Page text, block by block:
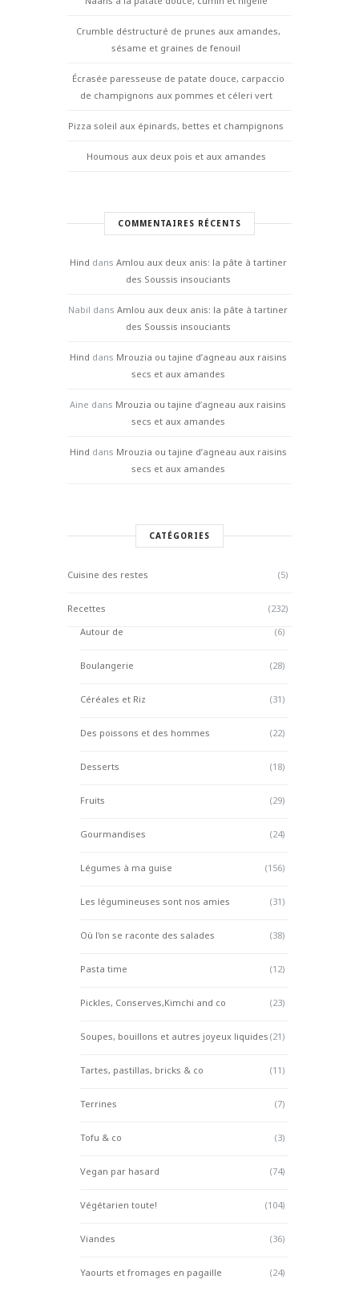
Crumble déstructuré de prunes aux amandes,
sésame et graines de fenouil
Écrasée paresseuse de patate douce, carpaccio
de champignons aux pommes et céleri vert
Pizza soleil aux épinards, bettes et champignons
Houmous aux deux pois et aux amandes
COMMENTAIRES RÉCENTS
Hind dans Amlou aux deux anis: la pâte à tartiner
des Soussis insouciants
Nabil dans Amlou aux deux anis: la pâte à tartiner
des Soussis insouciants
Hind dans Mrouzia ou tajine d’agneau aux raisins
secs et aux amandes
Aine dans Mrouzia ou tajine d’agneau aux raisins
secs et aux amandes
Hind dans Mrouzia ou tajine d’agneau aux raisins
secs et aux amandes
CATÉGORIES
Cuisine des restes (5)
Recettes
(232)
Autour de
(6)
Boulangerie (28)
Céréales et Riz (31)
Des poissons et des hommes (22)
Desserts (18)
Fruits (29)
Gourmandises (24)
Légumes à ma guise (156)
Les légumineuses sont nos amies (31)
Où l'on se raconte des salades (38)
Pasta time (12)
Pickles, Conserves,Kimchi and co (23)
Soupes, bouillons et autres joyeux liquides (21)
Tartes, pastillas, bricks & co (11)
Terrines (7)
Tofu & co (3)
Vegan par hasard (74)
Végétarien toute! (104)
Viandes (36)
Yaourts et fromages en pagaille (24)